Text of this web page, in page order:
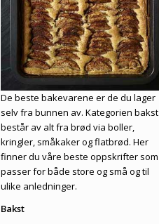
De beste bakevarene er de du lager
selv fra bunnen av. Kategorien bakst
består av alt fra brød via boller,
kringler, småkaker og flatbrød. Her
finner du våre beste oppskrifter som
passer for både store og små og til
ulike anledninger.
Bakst